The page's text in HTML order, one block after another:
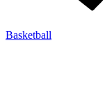
Basketball